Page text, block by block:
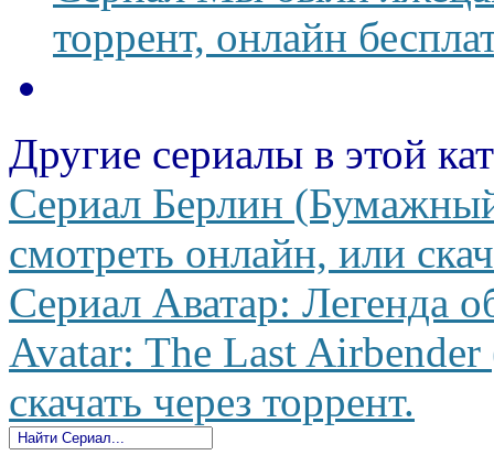
торрент, онлайн
Другие сериалы в этой
Сериал Берлин
смотреть онлайн, или
Сериал Аватар: Легенда
Avatar: The Last
скачать через торрент.